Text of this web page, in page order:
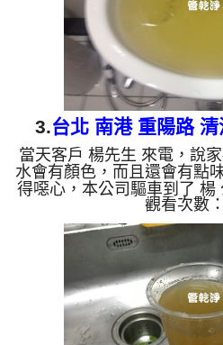
3.台北 南港 重陽路
當天客戶 楊先生 來電，說
水會有顏色，而且還會有點
得噁心，本公司驅車到了 楊
上的濾嘴，就發現裡面有鐵
迅速架起 水管清洗機 ，開
水龍頭流出，地上還留有一
片，楊先生 不時說了OH
有很多沉積物， 水管清洗
大， 楊先生可安心的刷牙洗
洗, 洗水管, 熱水管
觀看次數